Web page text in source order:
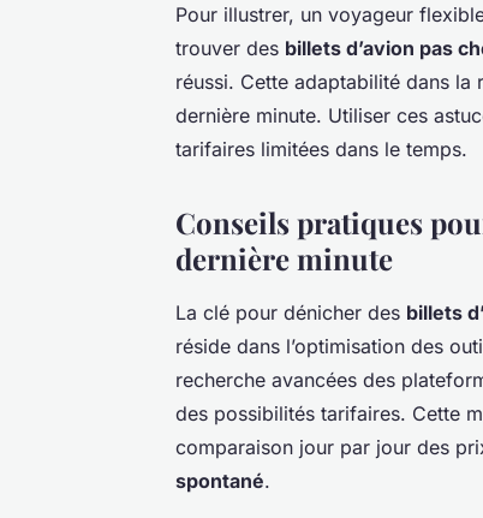
Pour illustrer, un voyageur
trouver des billets d’avion pas
réussi. Cette adaptabilité dans la
dernière minute. Utiliser ces
tarifaires limitées dans le temps.
Conseils pratiques
dernière minute
La clé pour dénicher des billets
réside dans l’optimisation des
recherche avancées des
des possibilités tarifaires. Cette
comparaison jour par jour des
spontané.